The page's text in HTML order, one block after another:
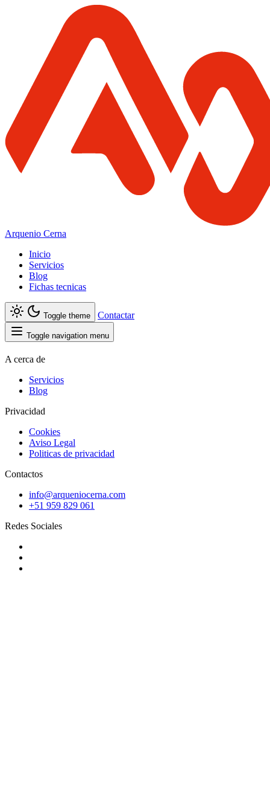
Arquenio Cerna
Inicio
Servicios
Blog
Fichas tecnicas
Toggle theme Contactar
Toggle navigation menu
A cerca de
Servicios
Blog
Privacidad
Cookies
Aviso Legal
Politicas de privacidad
Contactos
info@arqueniocerna.com
+51 959 829 061
Redes Sociales